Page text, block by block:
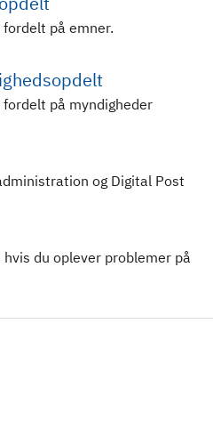
på emner.
på myndigheder
og Digital Post
du oplever problemer på